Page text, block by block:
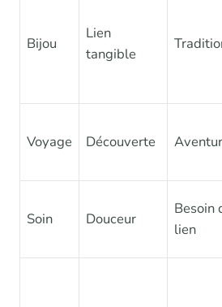
Bijou
Lien
tangible
Voyage Découverte
Soin Douceur
Besoin
lien